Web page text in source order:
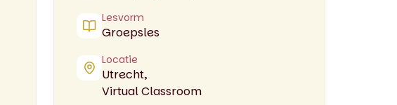
Lesvorm
Groepsles
Locatie
Utrecht,
Virtual Classroom